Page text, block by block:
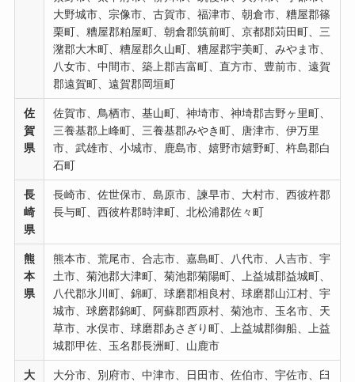
大野城市、宗像市、古賀市、福津市、朝倉市、糟屋郡篠
栗町、糟屋郡粕屋町、朝倉郡筑前町、京都郡苅田町、三
潴郡大木町、糟屋郡久山町、糟屋郡宇美町、みやま市、
八女市、中間市、築上郡吉富町、直方市、豊前市、遠賀
郡遠賀町、遠賀郡岡垣町
佐
賀
県
佐賀市、鳥栖市、基山町、神埼市、神埼郡吉野ヶ里町、
三養基郡上峰町、三養基郡みやき町、唐津市、伊万里
市、武雄市、小城市、鹿島市、嬉野市嬉野町、杵島郡白
石町
長
崎
県
長崎市、佐世保市、島原市、諫早市、大村市、西彼杵郡
⾧与町、西彼杵郡時津町、北松浦郡佐々町
熊
本
県
熊本市、荒尾市、合志市、嘉島町、八代市、人吉市、宇
土市、菊池郡大津町、菊池郡菊陽町、上益城郡益城町、
八代郡氷川町、錦町、球磨郡相良村、球磨郡山江村、宇
城市、球磨郡錦町、阿蘇郡西原村、菊池市、玉名市、天
草市、水俣市、球磨郡あさぎり町、上益城郡御船、上益
城郡甲佐、玉名郡長洲町、山鹿市
大
大分市、別府市、中津市、日田市、佐伯市、宇佐市、臼